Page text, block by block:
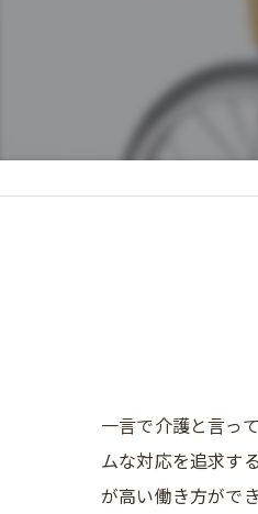
一言で介護と言っ
ムな対応を追求す
が高い働き方がで